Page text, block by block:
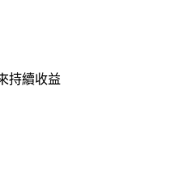
持續收益